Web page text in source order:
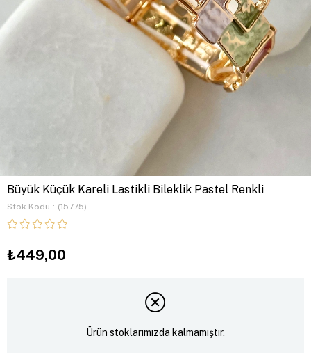
Büyük Küçük Kareli Lastikli Bileklik Pastel Renkli
Stok Kodu (15775)
₺449,00
Ürün stoklarımızda kalmamıştır.